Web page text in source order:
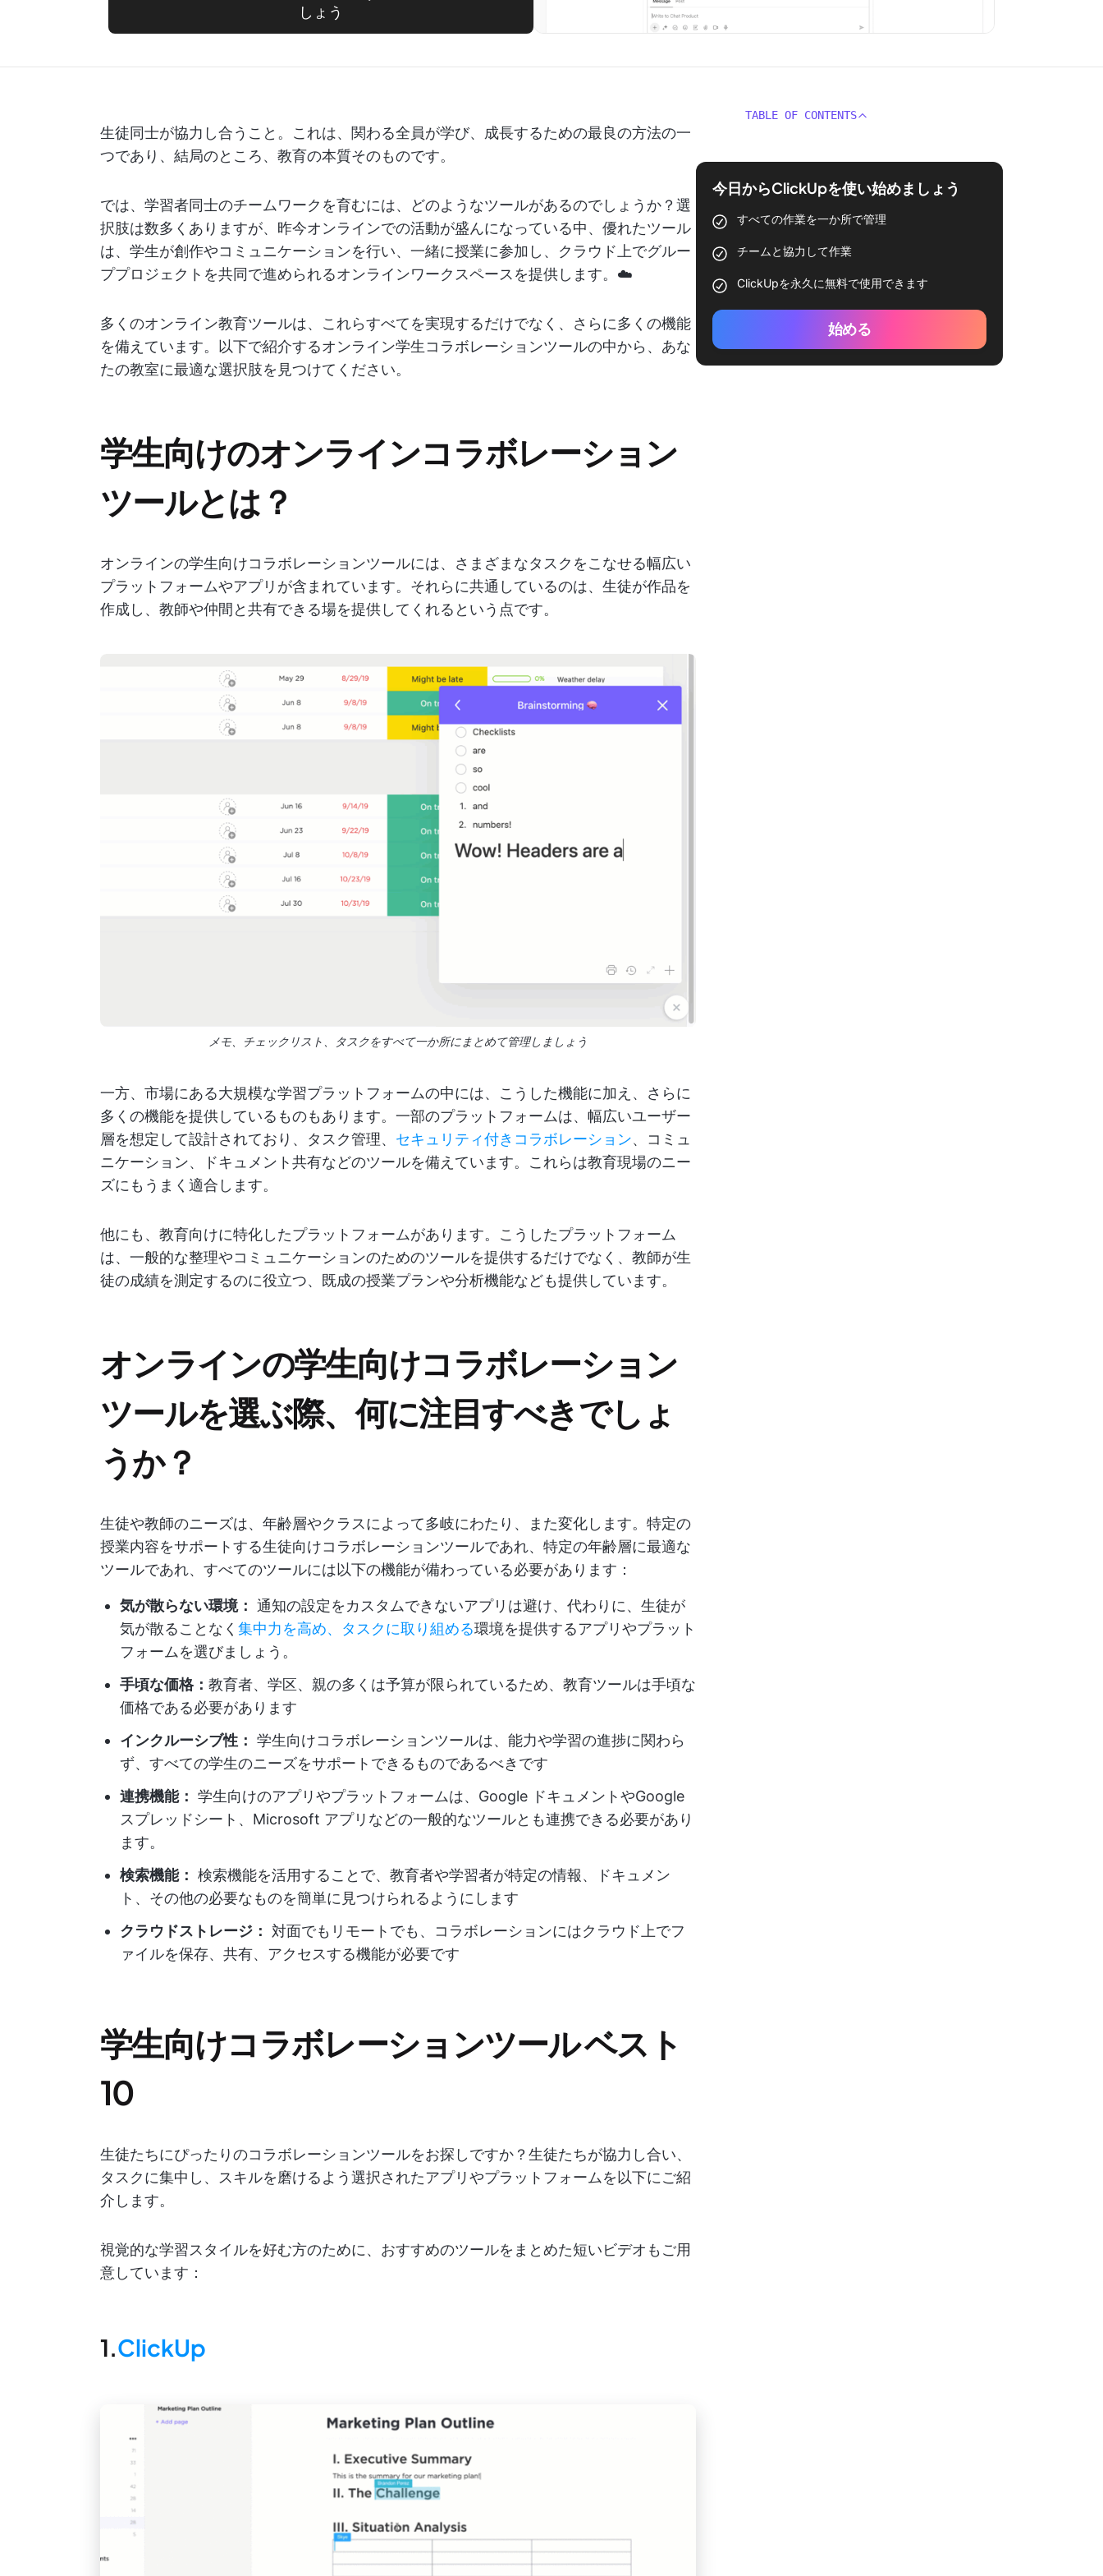
しょう
生徒同士が協力し合うこと。これは、関わる全員が学び、成長するための最良の方法の一
つであり、結局のところ、教育の本質そのものです。
では、学習者同士のチームワークを育むには、どのようなツールがあるのでしょうか？選
択肢は数多くありますが、昨今オンラインでの活動が盛んになっている中、優れたツール
は、学生が創作やコミュニケーションを行い、一緒に授業に参加し、クラウド上でグルー
ププロジェクトを共同で進められるオンラインワークスペースを提供します。☁️
多くのオンライン教育ツールは、これらすべてを実現するだけでなく、さらに多くの機能
を備えています。以下で紹介するオンライン学生コラボレーションツールの中から、あな
たの教室に最適な選択肢を見つけてください。
学生向けのオンラインコラボレーション
ツールとは？
オンラインの学生向けコラボレーションツールには、さまざまなタスクをこなせる幅広い
プラットフォームやアプリが含まれています。それらに共通しているのは、生徒が作品を
作成し、教師や仲間と共有できる場を提供してくれるという点です。
メモ、チェックリスト、タスクをすべて一か所にまとめて管理しましょう
一方、市場にある大規模な学習プラットフォームの中には、こうした機能に加え、さらに
多くの機能を提供しているものもあります。一部のプラットフォームは、幅広いユーザー
層を想定して設計されており、タスク管理、 セキュリティ付きコラボレーション、コミュ
ニケーション、ドキュメント共有などのツールを備えています。これらは教育現場のニー
ズにもうまく適合します。
他にも、教育向けに特化したプラットフォームがあります。こうしたプラットフォーム
は、一般的な整理やコミュニケーションのためのツールを提供するだけでなく、教師が生
徒の成績を測定するのに役立つ、既成の授業プランや分析機能なども提供しています。
オンラインの学生向けコラボレーション
ツールを選ぶ際、何に注目すべきでしょ
うか？
生徒や教師のニーズは、年齢層やクラスによって多岐にわたり、また変化します。特定の
授業内容をサポートする生徒向けコラボレーションツールであれ、特定の年齢層に最適な
ツールであれ、すべてのツールには以下の機能が備わっている必要があります：
気が散らない環境： 通知の設定をカスタムできないアプリは避け、代わりに、生徒が
気が散ることなく 集中力を高め、タスクに取り組める環境を提供するアプリやプラット
フォームを選びましょう。
手頃な価格： 教育者、学区、親の多くは予算が限られているため、教育ツールは手頃な
価格である必要があります
インクルーシブ性： 学生向けコラボレーションツールは、能力や学習の進捗に関わら
ず、すべての学生のニーズをサポートできるものであるべきです
連携機能： 学生向けのアプリやプラットフォームは、Google ドキュメントやGoogle
スプレッドシート、Microsoft アプリなどの一般的なツールとも連携できる必要があり
ます。
検索機能： 検索機能を活用することで、教育者や学習者が特定の情報、ドキュメン
ト、その他の必要なものを簡単に見つけられるようにします
クラウドストレージ：
対面でもリモートでも、コラボレーションにはクラウド上でフ
ァイルを保存、共有、アクセスする機能が必要です
学生向けコラボレーションツール ベスト
10
生徒たちにぴったりのコラボレーションツールをお探しですか？生徒たちが協力し合い、
タスクに集中し、スキルを磨けるよう選択されたアプリやプラットフォームを以下にご紹
介します。
視覚的な学習スタイルを好む方のために、おすすめのツールをまとめた短いビデオもご用
意しています：
1.ClickUp
TABLE OF CONTENTS
今日からClickUpを使い始めましょう
すべての作業を一か所で管理
チームと協力して作業
ClickUpを永久に無料で使用できます
始める